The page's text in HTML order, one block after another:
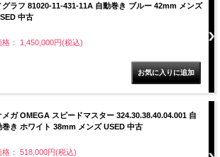
グラフ 81020-11-431-11A 自動巻き ブルー 42mm メンズ
中古
格： 1,450,000円(税込)
メガ OMEGA スピードマスター 324.30.38.40.04.001 自
巻き ホワイト 38mm メンズ USED 中古
格： 518,000円(税込)